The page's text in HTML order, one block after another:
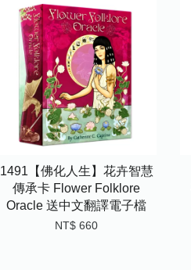
1491【佛化人生】花卉智慧
傳承卡 Flower Folklore
Oracle 送中文翻譯電子檔
NT$ 660